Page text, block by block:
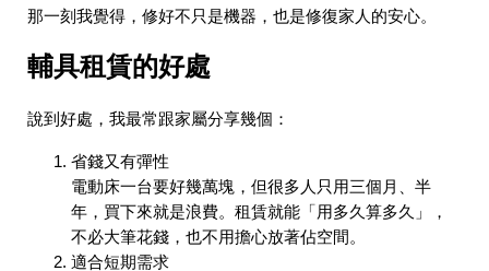
那一刻我覺得，修好不只是機器，也是修復家人的安心。
輔具租賃的好處
說到好處，我最常跟家屬分享幾個：
省錢又有彈性
電動床一台要好幾萬塊，但很多人只用三個月、半
年，買下來就是浪費。租賃就能「用多久算多久」，
不必大筆花錢，也不用擔心放著佔空間。
適合短期需求